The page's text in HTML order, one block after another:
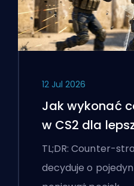
12 Jul 2026
Jak wykonać
w CS2 dla
TL;DR: Counter-
decyduje o